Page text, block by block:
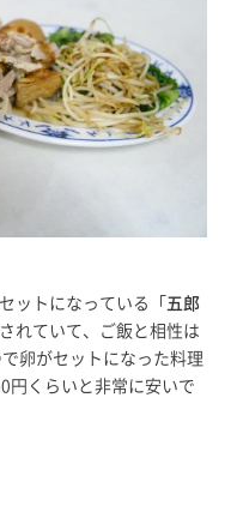
ットになっている「 五郎
れていて、ご飯と相性は
卵がセットになった料理
円くらいと非常に安いで